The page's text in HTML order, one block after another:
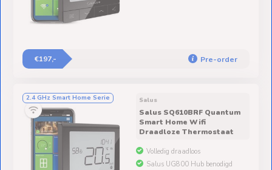
€197,- Pre-order
2.4 GHz Smart Home Serie Salus
Salus SQ610BRF Quantum
Smart Home Wifi
Draadloze Thermostaat
Volledig draadloos
Salus UG800 Hub benodigd